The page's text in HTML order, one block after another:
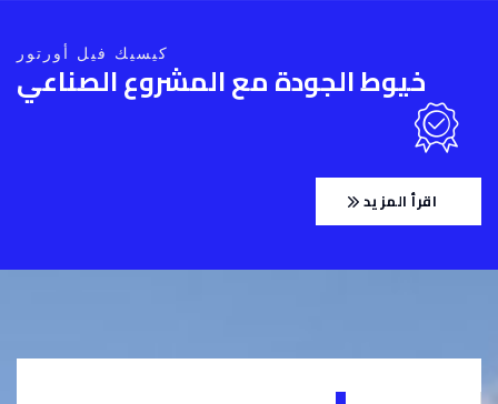
كيسيك فيل أورتور
خيوط الجودة مع المشروع الصناعي
اقرأ المزيد